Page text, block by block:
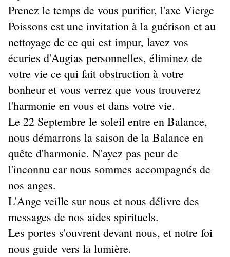
Prenez le temps de vous purifier, l'axe Vierge
Poissons est une invitation à la guérison et au
nettoyage de ce qui est impur, lavez vos
écuries d'Augias personnelles, éliminez de
votre vie ce qui fait obstruction à votre
bonheur et vous verrez que vous trouverez
l'harmonie en vous et dans votre vie.
Le 22 Septembre le soleil entre en Balance,
nous démarrons la saison de la Balance en
quête d'harmonie. N'ayez pas peur de
l'inconnu car nous sommes accompagnés de
nos anges.
L'Ange veille sur nous et nous délivre des
messages de nos aides spirituels.
Les portes s'ouvrent devant nous, et notre foi
nous guide vers la lumière.